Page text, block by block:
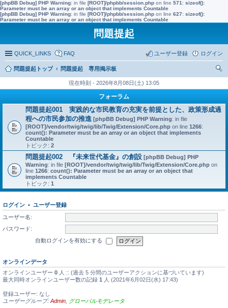
[phpBB Debug] PHP Warning: in file [ROOT]/phpbb/session.php on line 571 : sizeof():
Parameter must be an array or an object that implements Countable
[phpBB Debug] PHP Warning: in file [ROOT]/phpbb/session.php on line 627: sizeof():
Parameter must be an array or an object that implements Countable
問題提起
QUICK_LINKS FAQ ログイン
ユーザー登録
問題提起トップ
問題提起 専用掲示板
現在時刻 - 2026年8月08日(土) 13:05
フォーラム
問題提起001 実践的な市民教育の充実を前提とした、政策形成過
程への市民参加の推進 [phpBB Debug] PHP Warning: in file
[ROOT]/vendor/twig/twig/lib/Twig/Extension/Core.php on line 1266:
count(): Parameter must be an array or an object that implements
Countable
トピック: 2
問題提起002 『未来世代基金』の創設 [phpBB Debug] PHP
Warning: in file [ROOT]/vendor/twig/twig/lib/Twig/Extension/Core.php on
line 1266: count(): Parameter must be an array or an object that
implements Countable
トピック: 1
ログイン • ユーザー登録
ユーザー名:
パスワード:
自動ログインを有効にする
オンラインデータ
オンラインユーザー 0 人 :: (過去 5 分間のユーザーアクションに基づいています)
最大同時オンラインユーザー数の記録 1 人 (2021年6月02日(水) 17:43)
登録ユーザー: なし
ユーザーグループ: Admin グローバルモデレータ